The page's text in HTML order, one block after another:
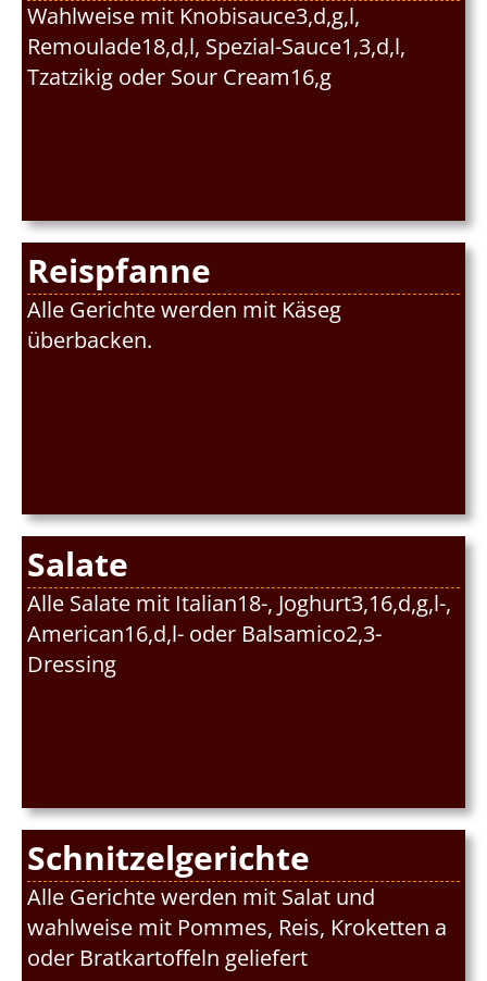
Wahlweise mit Knobisauce3,d,g,l,
Remoulade18,d,l, Spezial-Sauce1,3,d,l,
Tzatzikig oder Sour Cream16,g
Reispfanne
Alle Gerichte werden mit Käseg
überbacken.
Salate
Alle Salate mit Italian18-, Joghurt3,16,d,g,l-,
American16,d,l- oder Balsamico2,3-
Dressing
Schnitzelgerichte
Alle Gerichte werden mit Salat und
wahlweise mit Pommes, Reis, Kroketten a
oder Bratkartoffeln geliefert